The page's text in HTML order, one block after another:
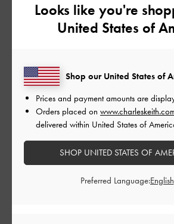
雪で濡れても汚れないから道民おすすめ
デザイン
品質
とてもよかった
Looks like you're
United States of
Shop our United States of
Prices and payment amounts are
Orders placed on
delivered within United States of
SHOP UNITED STATES OF
Preferred Language: